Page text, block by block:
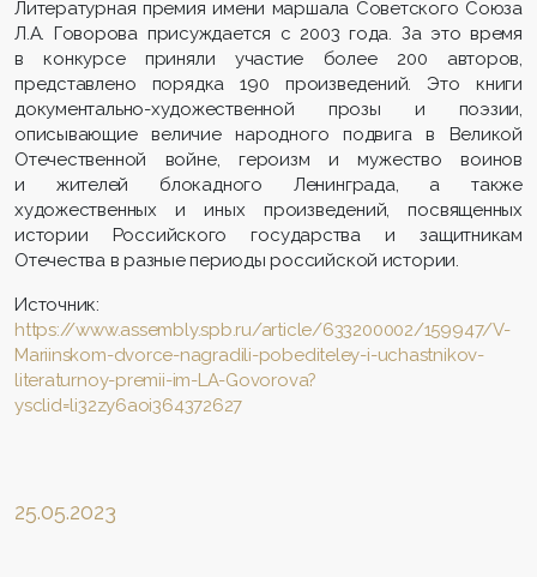
Литературная премия имени маршала Советского Союза
Л.А. Говорова присуждается с 2003 года. За это время
в конкурсе приняли участие более 200 авторов,
представлено порядка 190 произведений. Это книги
документально-художественной прозы и поэзии,
описывающие величие народного подвига в Великой
Отечественной войне, героизм и мужество воинов
и жителей блокадного Ленинграда, а также
художественных и иных произведений, посвященных
истории Российского государства и защитникам
Отечества в разные периоды российской истории.
Источник:
https://www.assembly.spb.ru/article/633200002/159947/V-
Mariinskom-dvorce-nagradili-pobediteley-i-uchastnikov-
literaturnoy-premii-im-LA-Govorova?
ysclid=li32zy6aoi364372627
25.05.2023